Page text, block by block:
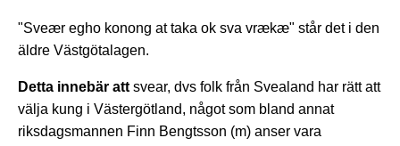
"Sveær egho konong at taka ok sva vrækæ" står det i den
äldre Västgötalagen.
Detta innebär att svear, dvs folk från Svealand har rätt att
välja kung i Västergötland, något som bland annat
riksdagsmannen Finn Bengtsson (m) anser vara